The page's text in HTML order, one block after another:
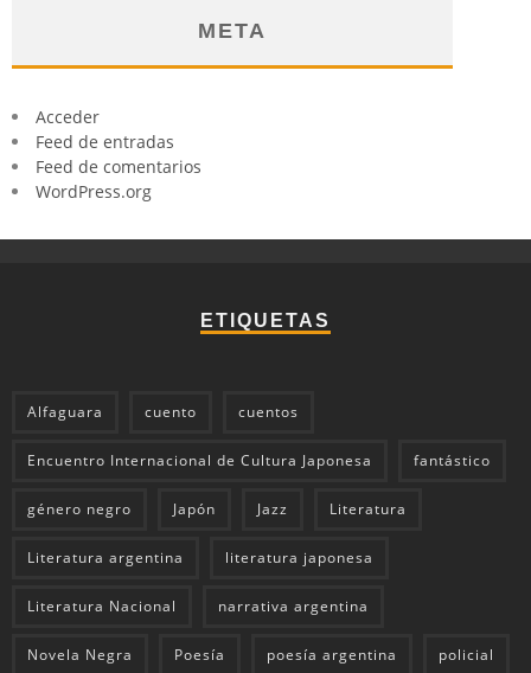
META
Acceder
Feed de entradas
Feed de comentarios
WordPress.org
ETIQUETAS
Alfaguara cuento cuentos
Encuentro Internacional de Cultura Japonesa fantástico
género negro Japón Jazz Literatura
Literatura argentina literatura japonesa
Literatura Nacional narrativa argentina
Novela Negra Poesía poesía argentina policial